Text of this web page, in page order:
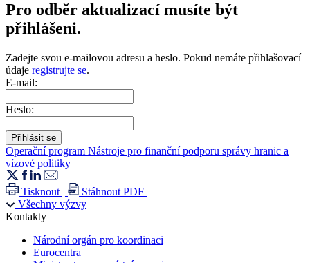
Pro odběr aktualizací musíte být
přihlášeni.
Zadejte svou e-mailovou adresu a heslo. Pokud nemáte přihlašovací
údaje registrujte se.
E-mail:
Heslo:
Operační program Nástroje pro finanční podporu správy hranic a
vízové politiky
Tisknout
Stáhnout PDF
Všechny výzvy
Kontakty
Národní orgán pro koordinaci
Eurocentra